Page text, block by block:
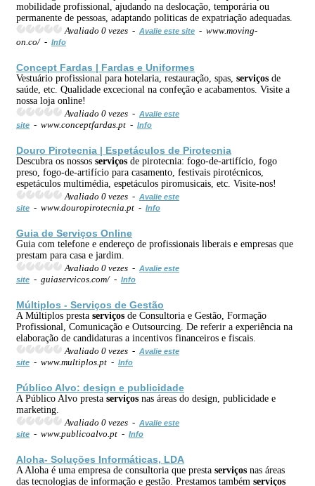
mobilidade profissional, ajudando na deslocação, temporária ou
permanente de pessoas, adaptando politicas de expatriação adequadas.
Avaliado 0 vezes - Avalie este site - www.moving-
on.co/ - Info
Concept Fardas | Fardas e Uniformes
Vestuário profissional para hotelaria, restauração, spas, serviços de
saúde, etc. Qualidade excecional na confeção e acabamentos. Visite a
nossa loja online!
Avaliado 0 vezes - Avalie este
site - www.conceptfardas.pt - Info
Douro Pirotecnia | Espetáculos de Pirotecnia
Descubra os nossos serviços de pirotecnia: fogo-de-artifício, fogo
preso, fogo-de-artifício para casamento, festivais pirotécnicos,
espetáculos multimédia, espetáculos piromusicais, etc. Visite-nos!
Avaliado 0 vezes - Avalie este
site - www.douropirotecnia.pt - Info
Guia de Serviços Online
Guia com telefone e endereço de profissionais liberais e empresas que
prestam para casa e jardim.
Avaliado 0 vezes - Avalie este
site - guiaservicos.com/ - Info
Múltiplos - Serviços de Gestão
A Múltiplos presta serviços de Consultoria e Gestão, Formação
Profissional, Comunicação e Outsourcing. De referir a experiência na
elaboração de candidaturas a incentivos financeiros e fiscais.
Avaliado 0 vezes - Avalie este
site - www.multiplos.pt - Info
Público Alvo: design e publicidade
A Público Alvo presta serviços nas áreas do design, publicidade e
marketing.
Avaliado 0 vezes - Avalie este
site - www.publicoalvo.pt - Info
Aloha- Soluções Informáticas, LDA
A Aloha é uma empresa de consultoria que presta serviços nas áreas
das tecnologias de informação e gestão. Prestamos também serviços